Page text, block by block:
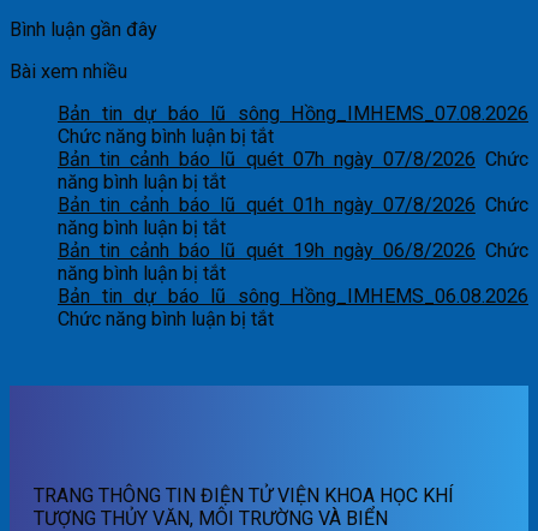
Bình luận gần đây
Bài xem nhiều
Bản tin dự báo lũ sông Hồng_IMHEMS_07.08.2026
Chức năng bình luận bị tắtở
Bản
dự
lũ
Hồng_IMHEMS_07.08.2026
Bản tin cảnh báo lũ quét 07h ngày 07/8/2026 Chức
năng bình luận bị tắtở
Bản
tin
cảnh
báo
lũ
quét
07/8/2026
Bản tin cảnh báo lũ quét 01h ngày 07/8/2026 Chức
năng bình luận bị tắtở
Bản
tin
cảnh
báo
01h
Bản tin cảnh báo lũ quét 19h ngày 06/8/2026 Chức
năng bình luận bị tắtở
Bản
tin
lũ
06/8/2026
Bản tin dự báo lũ sông Hồng_IMHEMS_06.08.2026
Chức năng bình luận bị tắtở
dự
TRANG THÔNG TIN ĐIỆN TỬ VIỆN KHOA HỌC KHÍ
TƯỢNG THỦY VĂN, MÔI TRƯỜNG VÀ BIỂN